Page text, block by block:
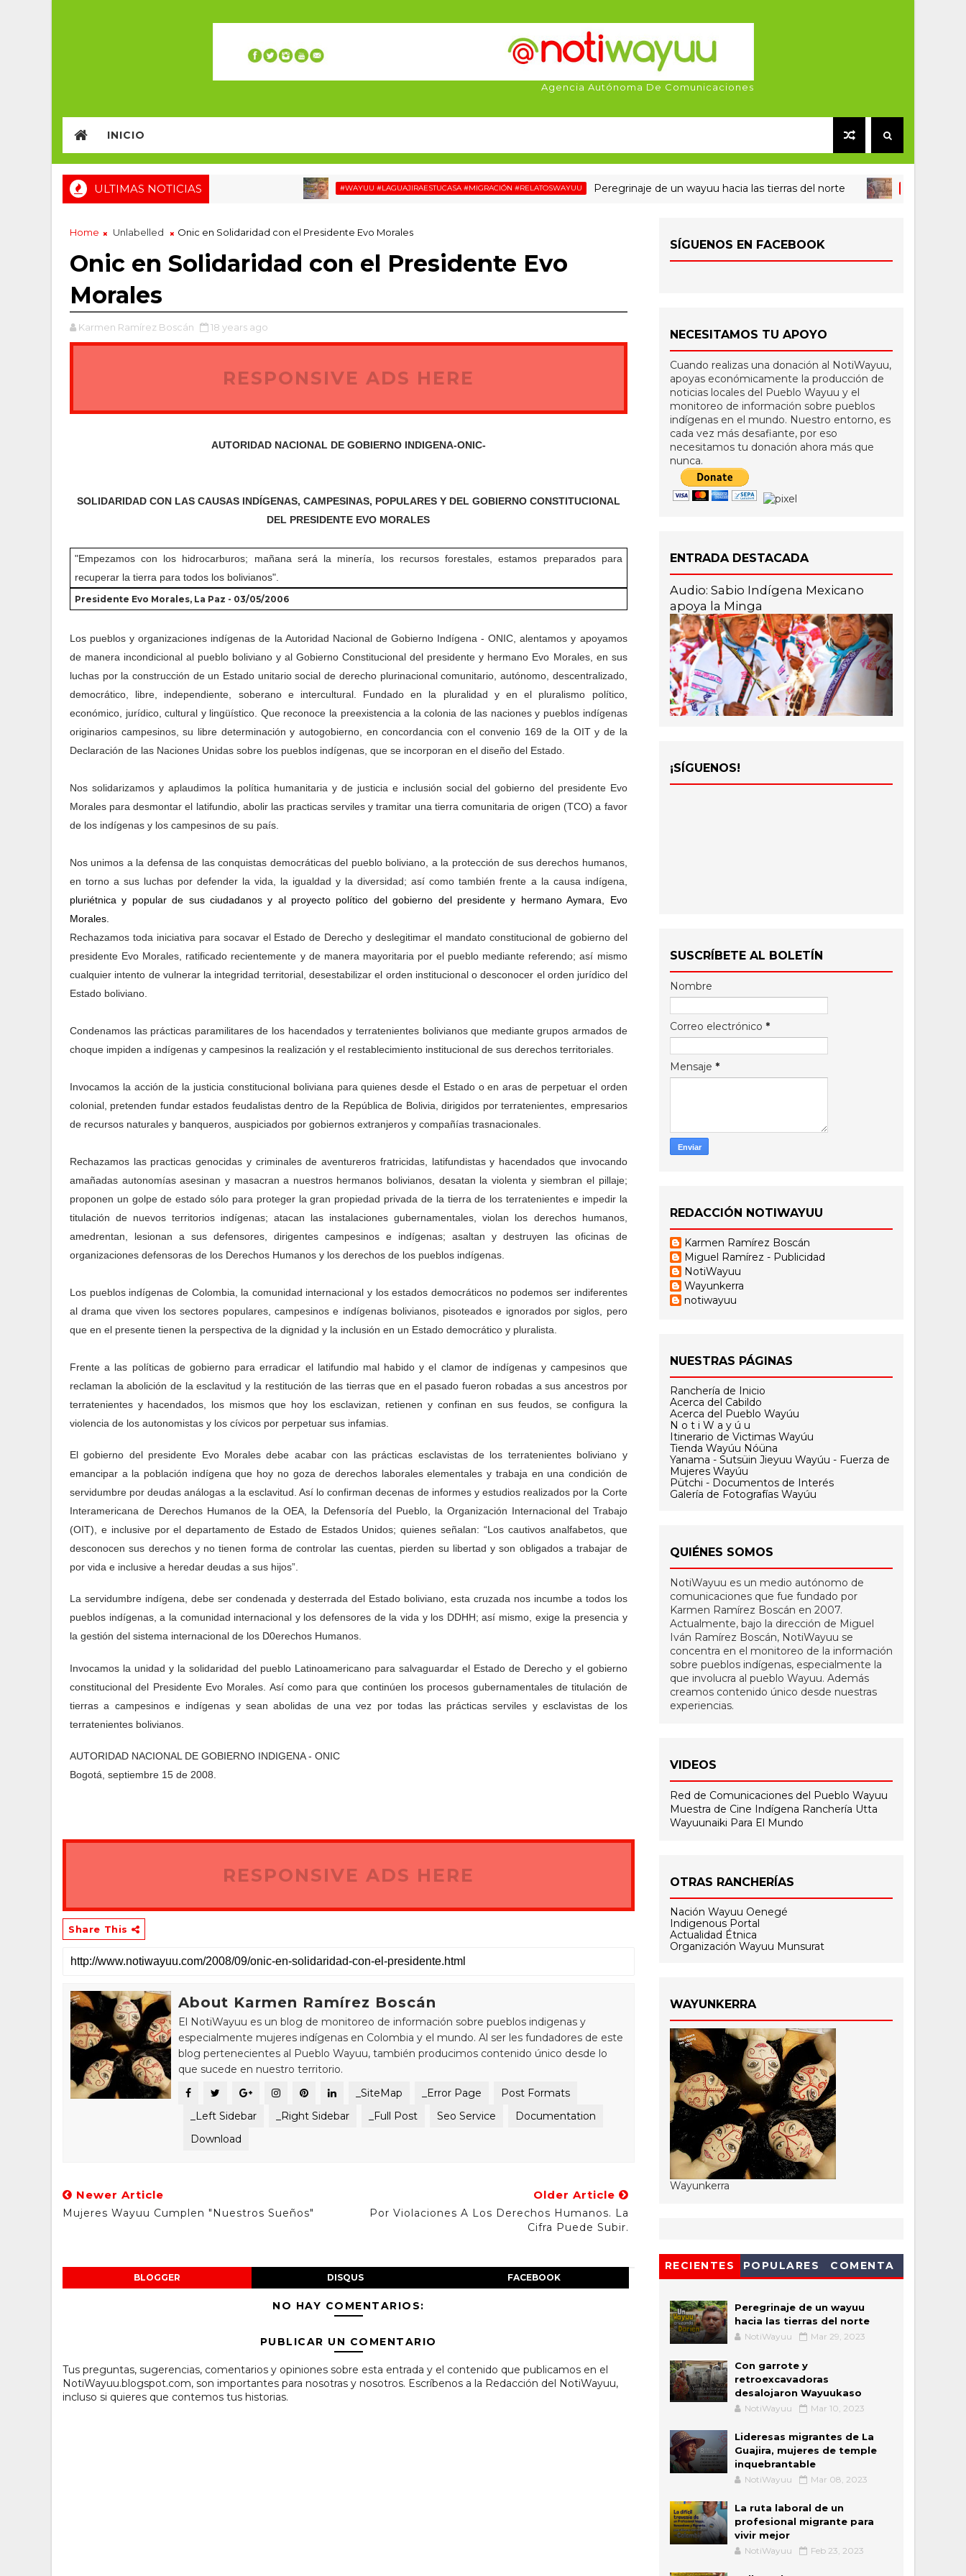
Agencia Autónoma De Comunicaciones
INICIO
ULTIMAS NOTICIAS #WAYUU #LAGUAJIRAESTUCASA #MIGRACIÓN #RELATOSWAYUU Peregrinaje de un wayuu hacia las tierras del norte #WAYUU
Home Unlabelled Onic en Solidaridad con el Presidente Evo Morales
Onic en Solidaridad con el Presidente Evo
Morales
Karmen Ramírez Boscán 18 years ago
RESPONSIVE ADS HERE
AUTORIDAD NACIONAL DE GOBIERNO INDIGENA-ONIC-
SOLIDARIDAD CON LAS CAUSAS INDÍGENAS, CAMPESINAS, POPULARES Y DEL GOBIERNO CONSTITUCIONAL
DEL PRESIDENTE EVO MORALES
"Empezamos con los hidrocarburos; mañana será la minería, los recursos forestales, estamos preparados para
recuperar la tierra para todos los bolivianos".
Presidente Evo Morales, La Paz - 03/05/2006
Los pueblos y organizaciones indígenas de la Autoridad Nacional de Gobierno Indígena - ONIC, alentamos y apoyamos
de manera incondicional al pueblo boliviano y al Gobierno Constitucional del presidente y hermano Evo Morales, en sus
luchas por la construcción de un Estado unitario social de derecho plurinacional comunitario, autónomo, descentralizado,
democrático, libre, independiente, soberano e intercultural. Fundado en la pluralidad y en el pluralismo político,
económico, jurídico, cultural y lingüístico. Que reconoce la preexistencia a la colonia de las naciones y pueblos indígenas
originarios campesinos, su libre determinación y autogobierno, en concordancia con el convenio 169 de la OIT y de la
Declaración de las Naciones Unidas sobre los pueblos indígenas, que se incorporan en el diseño del Estado.
Nos solidarizamos y aplaudimos la política humanitaria y de justicia e inclusión social del gobierno del presidente Evo
Morales para desmontar el latifundio, abolir las practicas serviles y tramitar una tierra comunitaria de origen (TCO) a favor
de los indígenas y los campesinos de su país.
Nos unimos a la defensa de las conquistas democráticas del pueblo boliviano, a la protección de sus derechos humanos,
en torno a sus luchas por defender la vida, la igualdad y la diversidad; así como también frente a la causa indígena,
pluriétnica y popular de sus ciudadanos y al proyecto político del gobierno del presidente y hermano Aymara, Evo
Morales.
Rechazamos toda iniciativa para socavar el Estado de Derecho y deslegitimar el mandato constitucional de gobierno del
presidente Evo Morales, ratificado recientemente y de manera mayoritaria por el pueblo mediante referendo; así mismo
cualquier intento de vulnerar la integridad territorial, desestabilizar el orden institucional o desconocer el orden jurídico del
Estado boliviano.
Condenamos las prácticas paramilitares de los hacendados y terratenientes bolivianos que mediante grupos armados de
choque impiden a indígenas y campesinos la realización y el restablecimiento institucional de sus derechos territoriales.
Invocamos la acción de la justicia constitucional boliviana para quienes desde el Estado o en aras de perpetuar el orden
colonial, pretenden fundar estados feudalistas dentro de la República de Bolivia, dirigidos por terratenientes, empresarios
de recursos naturales y banqueros, auspiciados por gobiernos extranjeros y compañías trasnacionales.
Rechazamos las practicas genocidas y criminales de aventureros fratricidas, latifundistas y hacendados que invocando
amañadas autonomías asesinan y masacran a nuestros hermanos bolivianos, desatan la violenta y siembran el pillaje;
proponen un golpe de estado sólo para proteger la gran propiedad privada de la tierra de los terratenientes e impedir la
titulación de nuevos territorios indígenas; atacan las instalaciones gubernamentales, violan los derechos humanos,
amedrentan, lesionan a sus defensores, dirigentes campesinos e indígenas; asaltan y destruyen las oficinas de
organizaciones defensoras de los Derechos Humanos y los derechos de los pueblos indígenas.
Los pueblos indígenas de Colombia, la comunidad internacional y los estados democráticos no podemos ser indiferentes
al drama que viven los sectores populares, campesinos e indígenas bolivianos, pisoteados e ignorados por siglos, pero
que en el presente tienen la perspectiva de la dignidad y la inclusión en un Estado democrático y pluralista.
Frente a las políticas de gobierno para erradicar el latifundio mal habido y el clamor de indígenas y campesinos que
reclaman la abolición de la esclavitud y la restitución de las tierras que en el pasado fueron robadas a sus ancestros por
terratenientes y hacendados, los mismos que hoy los esclavizan, retienen y confinan en sus feudos, se configura la
violencia de los autonomistas y los cívicos por perpetuar sus infamias.
El gobierno del presidente Evo Morales debe acabar con las prácticas esclavistas de los terratenientes boliviano y
emancipar a la población indígena que hoy no goza de derechos laborales elementales y trabaja en una condición de
servidumbre por deudas análogas a la esclavitud. Así lo confirman decenas de informes y estudios realizados por la Corte
Interamericana de Derechos Humanos de la OEA, la Defensoría del Pueblo, la Organización Internacional del Trabajo
(OIT), e inclusive por el departamento de Estado de Estados Unidos; quienes señalan: “Los cautivos analfabetos, que
desconocen sus derechos y no tienen forma de controlar las cuentas, pierden su libertad y son obligados a trabajar de
por vida e inclusive a heredar deudas a sus hijos”.
La servidumbre indígena, debe ser condenada y desterrada del Estado boliviano, esta cruzada nos incumbe a todos los
pueblos indígenas, a la comunidad internacional y los defensores de la vida y los DDHH; así mismo, exige la presencia y
la gestión del sistema internacional de los D0erechos Humanos.
Invocamos la unidad y la solidaridad del pueblo Latinoamericano para salvaguardar el Estado de Derecho y el gobierno
constitucional del Presidente Evo Morales. Así como para que continúen los procesos gubernamentales de titulación de
tierras a campesinos e indígenas y sean abolidas de una vez por todas las prácticas serviles y esclavistas de los
terratenientes bolivianos.
AUTORIDAD NACIONAL DE GOBIERNO INDIGENA - ONIC
Bogotá, septiembre 15 de 2008.
RESPONSIVE ADS HERE
Share This
About Karmen Ramírez Boscán
El NotiWayuu es un blog de monitoreo de información sobre pueblos indigenas y
especialmente mujeres indígenas en Colombia y el mundo. Al ser les fundadores de este
blog pertenecientes al Pueblo Wayuu, también producimos contenido único desde lo
que sucede en nuestro territorio.
_SiteMap
_Error Page
Post Formats
_Left Sidebar
_Right Sidebar _Full Post Seo Service
Documentation
Download
Newer Article
Mujeres Wayuu Cumplen "Nuestros Sueños"
Older Article
Por Violaciones A Los Derechos Humanos. La
Cifra Puede Subir.
BLOGGER DISQUS FACEBOOK
NO HAY COMENTARIOS:
PUBLICAR UN COMENTARIO
Tus preguntas, sugerencias, comentarios y opiniones sobre esta entrada y el contenido que publicamos en el
NotiWayuu.blogspot.com, son importantes para nosotras y nosotros. Escríbenos a la Redacción del NotiWayuu,
incluso si quieres que contemos tus historias.
SÍGUENOS EN FACEBOOK
NECESITAMOS TU APOYO
Cuando realizas una donación al NotiWayuu,
apoyas económicamente la producción de
noticias locales del Pueblo Wayuu y el
monitoreo de información sobre pueblos
indígenas en el mundo. Nuestro entorno, es
cada vez más desafiante, por eso
necesitamos tu donación ahora más que
nunca.
ENTRADA DESTACADA
Audio: Sabio Indígena Mexicano
apoya la Minga
¡SÍGUENOS!
SUSCRÍBETE AL BOLETÍN
Nombre
Correo electrónico *
Mensaje *
REDACCIÓN NOTIWAYUU
Karmen Ramírez Boscán
Miguel Ramírez - Publicidad
NotiWayuu
Wayunkerra
notiwayuu
NUESTRAS PÁGINAS
Ranchería de Inicio
Acerca del Cabildo
Acerca del Pueblo Wayúu
N o t i W a y ú u
Itinerario de Victimas Wayúu
Tienda Wayúu Nóüna
Yanama - Sutsüin Jieyuu Wayúu - Fuerza de
Mujeres Wayúu
Pütchi - Documentos de Interés
Galería de Fotografías Wayúu
QUIÉNES SOMOS
NotiWayuu es un medio autónomo de
comunicaciones que fue fundado por
Karmen Ramírez Boscán en 2007.
Actualmente, bajo la dirección de Miguel
Iván Ramírez Boscán, NotiWayuu se
concentra en el monitoreo de la información
sobre pueblos indígenas, especialmente la
que involucra al pueblo Wayuu. Además
creamos contenido único desde nuestras
experiencias.
VIDEOS
Red de Comunicaciones del Pueblo Wayuu
Muestra de Cine Indígena Ranchería Utta
Wayuunaiki Para El Mundo
OTRAS RANCHERÍAS
Nación Wayuu Oenegé
Indigenous Portal
Actualidad Étnica
Organización Wayuu Munsurat
WAYUNKERRA
Wayunkerra
RECIENTES POPULARES COMENTA
Peregrinaje de un wayuu
hacia las tierras del norte
NotiWayuu Mar 29, 2023
Con garrote y
retroexcavadoras
desalojaron Wayuukaso
NotiWayuu Mar 10, 2023
Lideresas migrantes de La
Guajira, mujeres de temple
inquebrantable
NotiWayuu Mar 08, 2023
La ruta laboral de un
profesional migrante para
vivir mejor
NotiWayuu Feb 23, 2023